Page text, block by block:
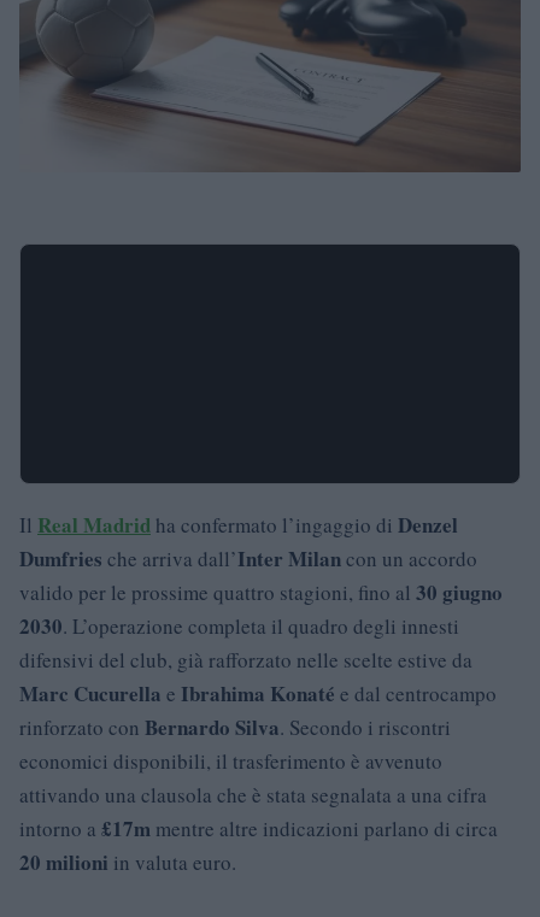
Il Real Madrid ha confermato l’ingaggio di Denzel
Dumfries che arriva dall’Inter Milancon un accordo
valido per le prossime quattro stagioni, fino al 30 giugno
2030. L’operazione completa il quadro degli innesti
difensivi del club, già rafforzato nelle scelte estive da
Marc Cucurella e Ibrahima Konaté e dal centrocampo
rinforzato con Bernardo Silva. Secondo i riscontri
economici disponibili, il trasferimento è avvenuto
attivando una clausola che è stata segnalata a una cifra
intorno a £17m mentre altre indicazioni parlano di circa
20 milioni in valuta euro.